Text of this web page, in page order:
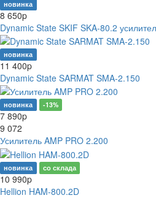
новинка
8 650p
Dynamic State SKIF SKA-80.2
новинка
11 400p
Dynamic State SARMAT SMA-2.150
новинка -13%
7 890p
9 072
Усилитель AMP PRO 2.200
новинка со склада
10 990p
Hellion HAM-800.2D